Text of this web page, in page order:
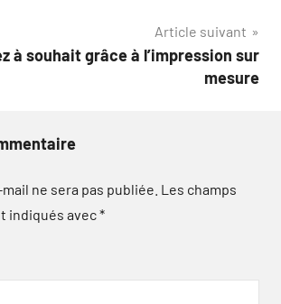
Article suivant
à souhait grâce à l’impression sur
mesure
ne sera pas publiée. Les champs
indiqués avec*